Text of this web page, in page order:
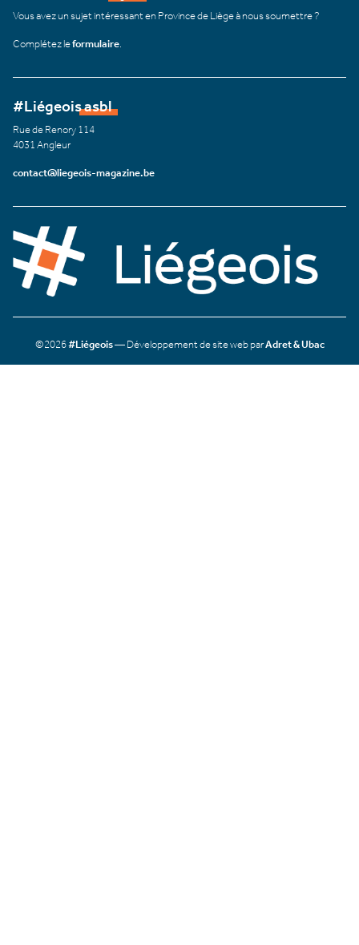
Vous avez un sujet intéressant en Province de Liège à nous soumettre ?
Complétez leformulaire
#Liégeois asbl
Rue de Renory 114
4031 Angleur
contact@liegeois-magazine.be
©2026#Liégeois— Développement de site web parAdret & Ubac